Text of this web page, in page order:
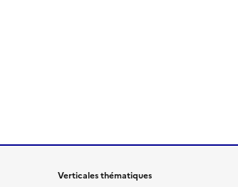
Verticales thématiques